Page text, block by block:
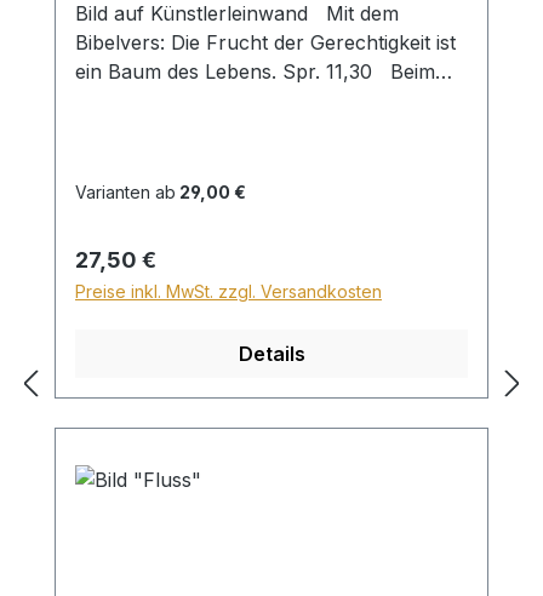
Bild auf Künstlerleinwand Mit dem
Bibelvers: Die Frucht der Gerechtigkeit ist
ein Baum des Lebens. Spr. 11,30 Beim
Zuschlag für Sperrgut in Höhe von
Ausland beträgt der Sperrgutzuschlag
30€.
Varianten ab 29,00 €
Regulärer Preis:
27,50 €
Preise inkl. MwSt. zzgl. Versandkosten
Details